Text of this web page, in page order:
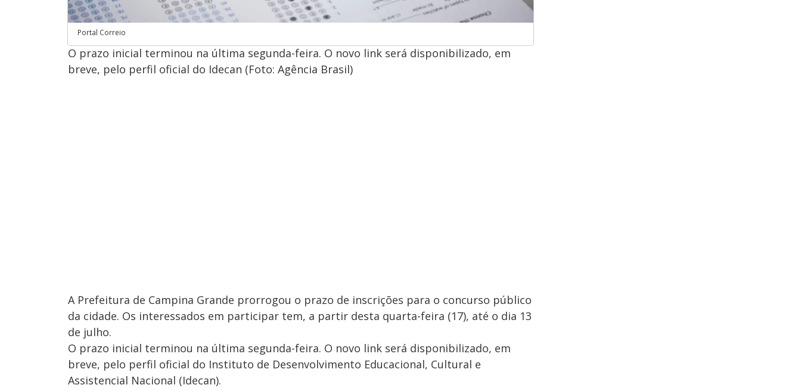
Portal Correio
O prazo inicial terminou na última segunda-feira. O novo link será disponibilizado, em
breve, pelo perfil oficial do Idecan (Foto: Agência Brasil)
A Prefeitura de Campina Grande prorrogou o prazo de inscrições para o concurso público
da cidade. Os interessados em participar tem, a partir desta quarta-feira (17), até o dia 13
de julho.
O prazo inicial terminou na última segunda-feira. O novo link será disponibilizado, em
breve, pelo perfil oficial do Instituto de Desenvolvimento Educacional, Cultural e
Assistencial Nacional (Idecan).